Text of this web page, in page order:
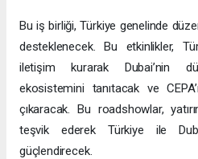
Bu iş birliği, Türkiye genelinde
desteklenecek. Bu etkinlikler,
iletişim kurarak Dubai’nin
ekosistemini tanıtacak ve
çıkaracak. Bu roadshowlar,
teşvik ederek Türkiye ile
güçlendirecek.